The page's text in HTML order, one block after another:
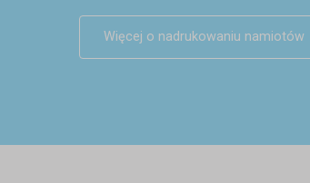
Więcej o nadrukowaniu namiotów